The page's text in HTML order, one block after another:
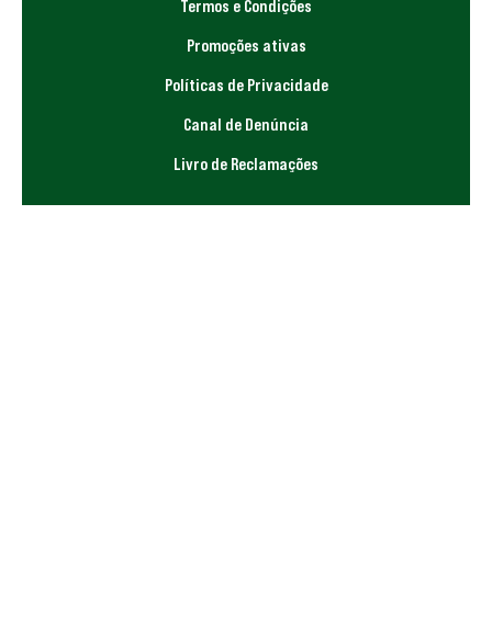
Termos e Condições
Promoções ativas
Políticas de Privacidade
Canal de Denúncia
Livro de Reclamações